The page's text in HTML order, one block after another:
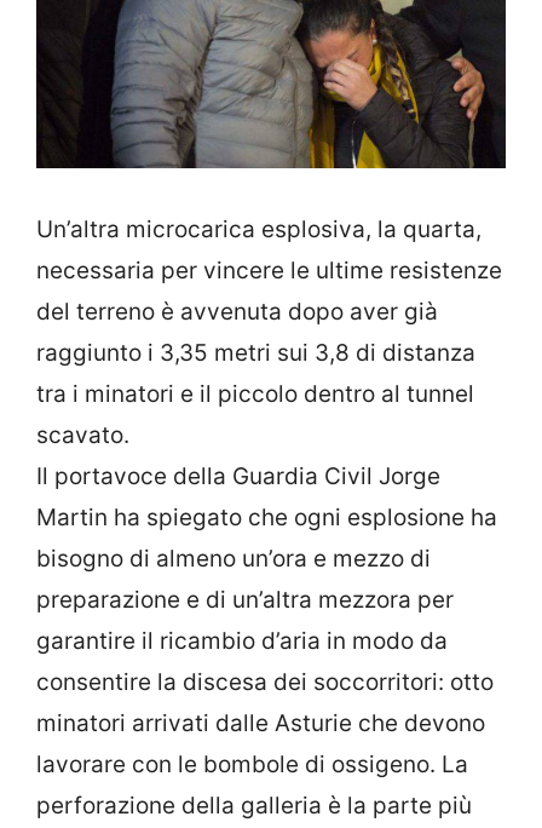
Un’altra microcarica esplosiva, la quarta,
necessaria per vincere le ultime resistenze
del terreno è avvenuta dopo aver già
raggiunto i 3,35 metri sui 3,8 di distanza
tra i minatori e il piccolo dentro al tunnel
scavato.
Il portavoce della Guardia Civil Jorge
Martin ha spiegato che ogni esplosione ha
bisogno di almeno un’ora e mezzo di
preparazione e di un’altra mezzora per
garantire il ricambio d’aria in modo da
consentire la discesa dei soccorritori: otto
minatori arrivati dalle Asturie che devono
lavorare con le bombole di ossigeno. La
perforazione della galleria è la parte più